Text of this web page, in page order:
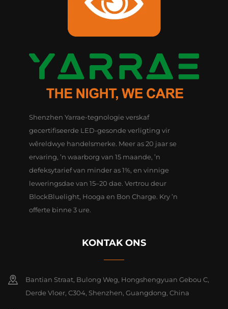
Shenzhen Yarrae-tegnologie verskaf
gecertifiseerde LED-gesonde verligting vir
wêreldwye handelsmerke. Meer as 20 jaar se
ervaring, ’n waarborg van 15 maande, ’n
defeksytarief van minder as 1%, en vinnige
leweringsdae van 15–20 dae. Vertrou deur
BlockBluelight, Hooga en Bon Charge. Kry ’n
offerte binne 3 ure.
KONTAK ONS
Bantian Straat, Bulong Weg, Hongshengyuan Gebou C,
Derde Vloer, C304, Shenzhen, Guangdong, China